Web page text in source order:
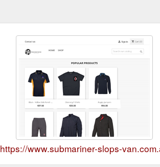
https://www.submariner-slops-